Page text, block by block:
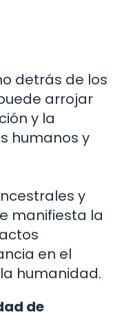
detrás de los
arrojar
y la
humanos y
y
manifiesta la
en el
humanidad.
de